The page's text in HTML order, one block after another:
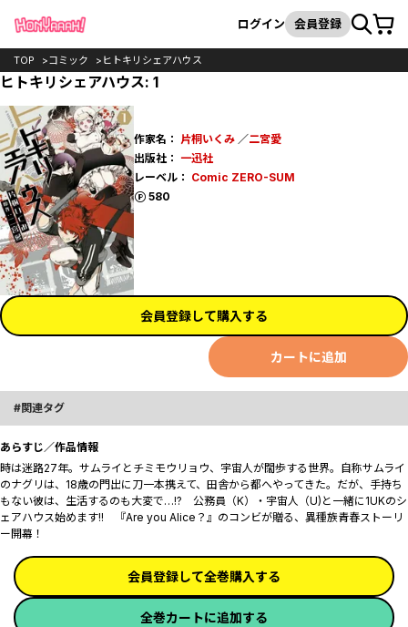
検索
ログイン 会員登録カート
TOP コミック ヒトキリシェアハウス
ヒトキリシェアハウス: 1
作家名： 片桐いくみ／二宮愛
出版社： 一迅社
レーベル： Comic ZERO-SUM
580
ポイント
会員登録して購入する
カートに追加
関連タグ
あらすじ／作品情報
時は迷路27年。サムライとチミモウリョウ、宇宙人が闊歩する世界。自称サムライ
のナグリは、18歳の門出に刀一本携えて、田舎から都へやってきた。だが、手持ち
もない彼は、生活するのも大変で…!? 公務員（K）・宇宙人（U)と一緒に1UKのシ
ェアハウス始めます!! 『Are you Alice？』のコンビが贈る、異種族青春ストーリ
ー開幕！
会員登録して全巻購入する
全巻カートに追加する